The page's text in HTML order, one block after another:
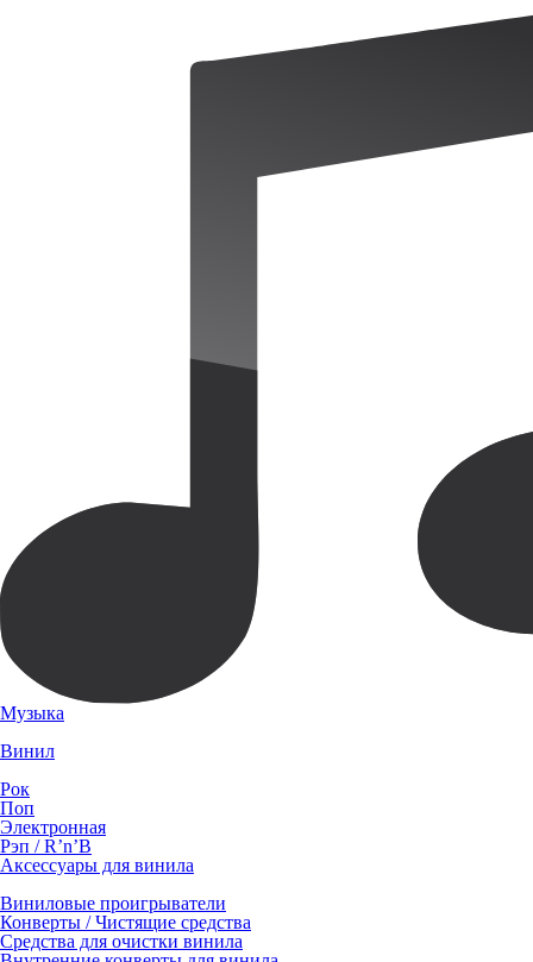
Музыка
Винил
Рок
Поп
Электронная
Рэп / R’n’B
Аксессуары для винила
Виниловые проигрыватели
Конверты / Чистящие средства
Средства для очистки винила